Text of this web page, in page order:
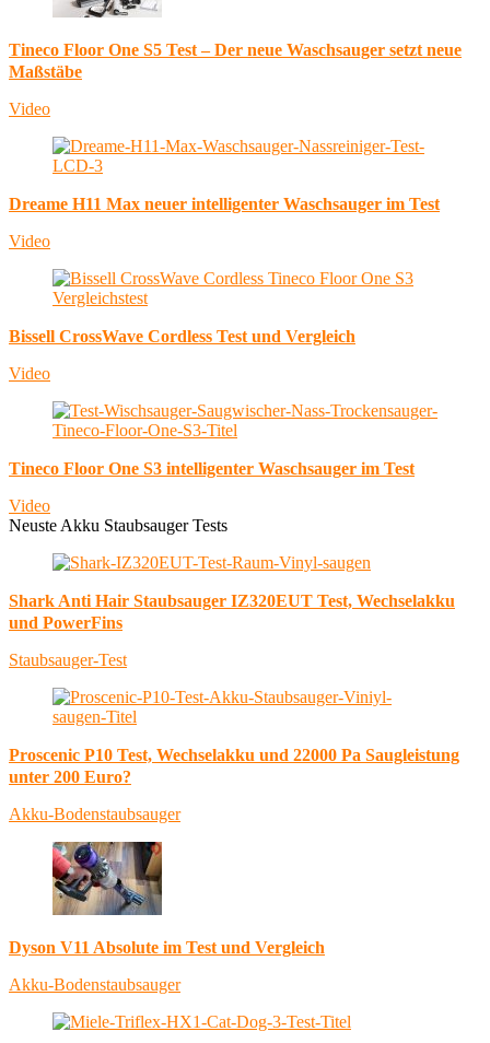
Tineco Floor One S5 Test – Der neue Waschsauger setzt neue
Maßstäbe
Video
Dreame H11 Max neuer intelligenter Waschsauger im Test
Video
Bissell CrossWave Cordless Test und Vergleich
Video
Tineco Floor One S3 intelligenter Waschsauger im Test
Video
Neuste Akku Staubsauger Tests
Shark Anti Hair Staubsauger IZ320EUT Test, Wechselakku
und PowerFins
Staubsauger-Test
Proscenic P10 Test, Wechselakku und 22000 Pa Saugleistung
unter 200 Euro?
Akku-Bodenstaubsauger
Dyson V11 Absolute im Test und Vergleich
Akku-Bodenstaubsauger